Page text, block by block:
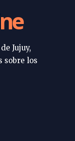
Jujuy,
sobre los